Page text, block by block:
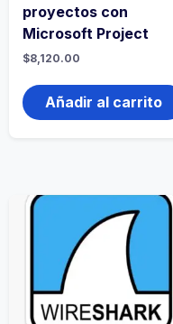
proyectos con
Microsoft Project
$8,120.00
Añadir al carrito